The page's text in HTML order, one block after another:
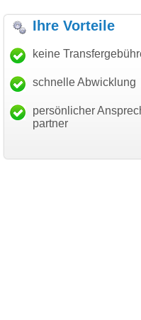
Schäfer
GmbH
"Ich bin
haben. Die
mein Business
Ihre Vorteile
keine
schnelle Abwicklung
persönlicher
partner